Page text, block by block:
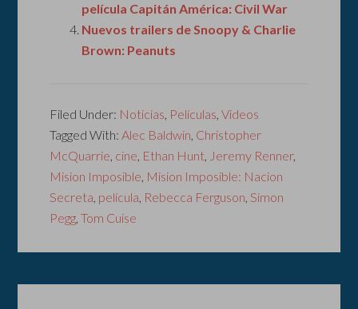
película Capitán América: Civil War
Nuevos trailers de Snoopy & Charlie
Brown: Peanuts
Filed Under: Noticias, Películas,Videos
Tagged With:Alec Baldwin, Christopher
McQuarrie, cine, Ethan Hunt, Jeremy Renner,
Mision Imposible, Mision Imposible: Nacion
Secreta, película, Rebecca Ferguson, Simon
Pegg,Tom Cuise